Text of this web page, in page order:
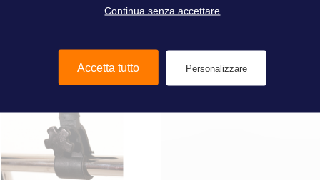
Continua senza accettare
Accetta tutto Personalizzare